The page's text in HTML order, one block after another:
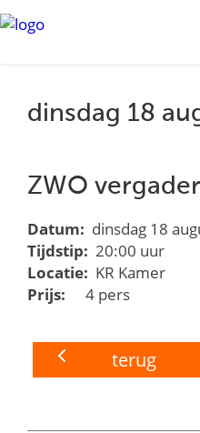
dinsdag 18
ZWO
Datum: dinsdag 18
Tijdstip: 20:00 uur
Locatie: KR Kamer
Prijs:
4 pers
terug